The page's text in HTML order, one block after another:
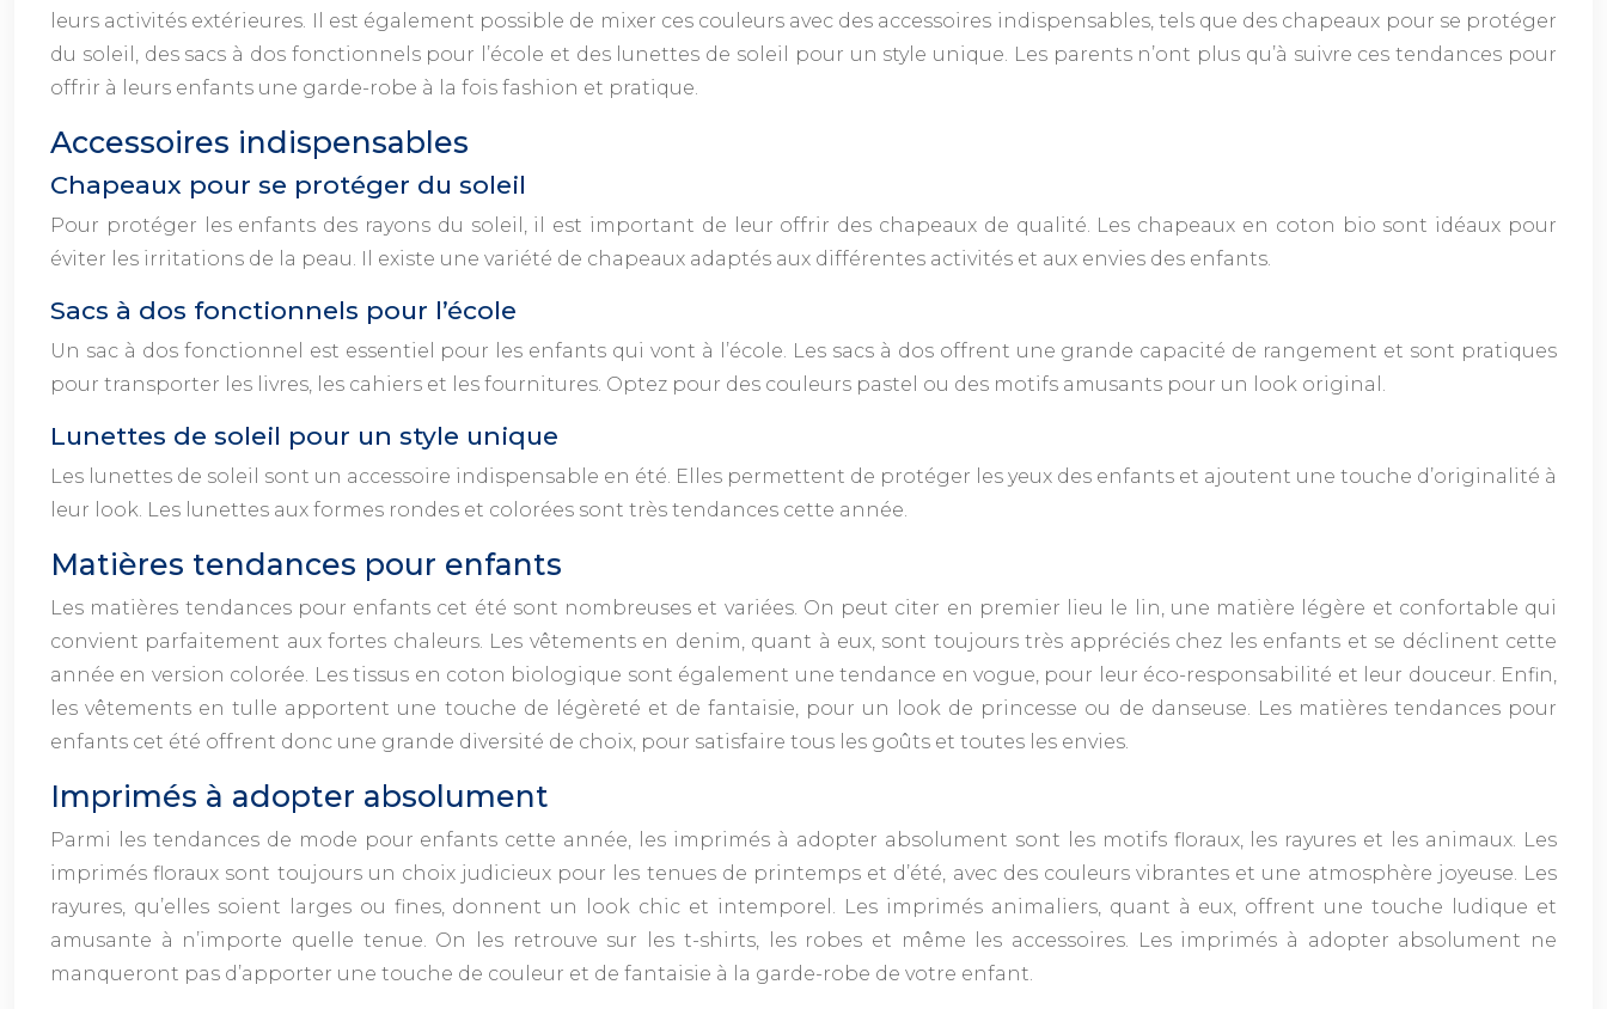
leurs activités extérieures. Il est également possible de mixer ces couleurs avec des accessoires indispensables, tels que des chapeaux pour se protéger
du soleil, des sacs à dos fonctionnels pour l’école et des lunettes de soleil pour un style unique. Les parents n’ont plus qu’à suivre ces tendances pour
offrir à leurs enfants une garde-robe à la fois fashion et pratique.
Accessoires indispensables
Chapeaux pour se protéger du soleil
Pour protéger les enfants des rayons du soleil, il est important de leur offrir des chapeaux de qualité. Les chapeaux en coton bio sont idéaux pour
éviter les irritations de la peau. Il existe une variété de chapeaux adaptés aux différentes activités et aux envies des enfants.
Sacs à dos fonctionnels pour l’école
Un sac à dos fonctionnel est essentiel pour les enfants qui vont à l’école. Les sacs à dos offrent une grande capacité de rangement et sont pratiques
pour transporter les livres, les cahiers et les fournitures. Optez pour des couleurs pastel ou des motifs amusants pour un look original.
Lunettes de soleil pour un style unique
Les lunettes de soleil sont un accessoire indispensable en été. Elles permettent de protéger les yeux des enfants et ajoutent une touche d’originalité à
leur look. Les lunettes aux formes rondes et colorées sont très tendances cette année.
Matières tendances pour enfants
Les matières tendances pour enfants cet été sont nombreuses et variées. On peut citer en premier lieu le lin, une matière légère et confortable qui
convient parfaitement aux fortes chaleurs. Les vêtements en denim, quant à eux, sont toujours très appréciés chez les enfants et se déclinent cette
année en version colorée. Les tissus en coton biologique sont également une tendance en vogue, pour leur éco-responsabilité et leur douceur. Enfin,
les vêtements en tulle apportent une touche de légèreté et de fantaisie, pour un look de princesse ou de danseuse. Les matières tendances pour
enfants cet été offrent donc une grande diversité de choix, pour satisfaire tous les goûts et toutes les envies.
Imprimés à adopter absolument
Parmi les tendances de mode pour enfants cette année, les imprimés à adopter absolument sont les motifs floraux, les rayures et les animaux. Les
imprimés floraux sont toujours un choix judicieux pour les tenues de printemps et d’été, avec des couleurs vibrantes et une atmosphère joyeuse. Les
rayures, qu’elles soient larges ou fines, donnent un look chic et intemporel. Les imprimés animaliers, quant à eux, offrent une touche ludique et
amusante à n’importe quelle tenue. On les retrouve sur les t-shirts, les robes et même les accessoires. Les imprimés à adopter absolument ne
manqueront pas d’apporter une touche de couleur et de fantaisie à la garde-robe de votre enfant.